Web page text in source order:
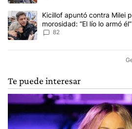
Un artículo de tendencia con el título
Kicillof apuntó contra Milei
morosidad: “El lío lo armó él”
82